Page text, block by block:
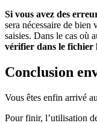
Si vous avez des
sera nécessaire de
saisies. Dans le cas où
vérifier dans le fichier
Conclusion
Vous êtes enfin arrivé
Pour finir, l’utilisation